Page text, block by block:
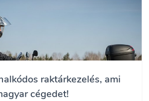
raktárkezelés, ami
cégedet!